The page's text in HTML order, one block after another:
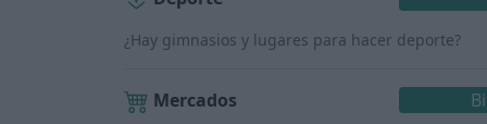
¿Hay gimnasios y lugares para hacer deporte?
Mercados